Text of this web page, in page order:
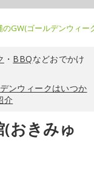
のGW(ゴールデンウィ
・ BBQなどおでかけ
ンウィークはいつか
介
おきみゅ